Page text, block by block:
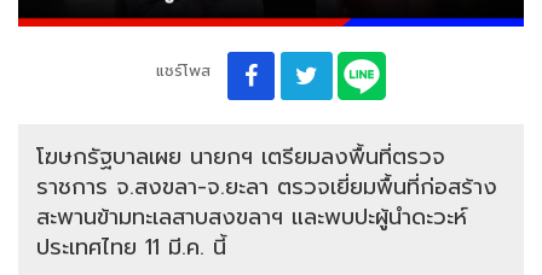
แชร์โพส
โฆษกรัฐบาลเผย นายกฯ เตรียมลงพื้นที่ตรวจ
ราชการ จ.สงขลา-จ.ยะลา ตรวจเยี่ยมพื้นที่ก่อสร้าง
สะพานข้ามทะเลสาบสงขลาฯ และพบปะผู้นำดะวะห์
ประเทศไทย 11 มี.ค. นี้